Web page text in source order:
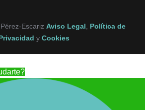
Escariz Aviso Legal
Política de
y Cookies